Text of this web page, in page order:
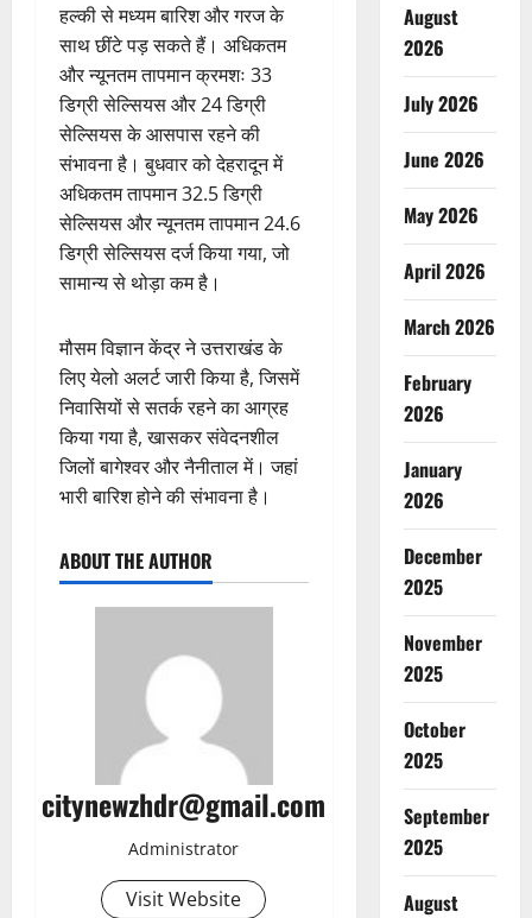
हल्की से मध्यम बारिश और गरज के
साथ छींटे पड़ सकते हैं। अधिकतम
और न्यूनतम तापमान क्रमशः 33
डिग्री सेल्सियस और 24 डिग्री
सेल्सियस के आसपास रहने की
संभावना है। बुधवार को देहरादून में
अधिकतम तापमान 32.5 डिग्री
सेल्सियस और न्यूनतम तापमान 24.6
डिग्री सेल्सियस दर्ज किया गया, जो
सामान्य से थोड़ा कम है।
मौसम विज्ञान केंद्र ने उत्तराखंड के
लिए येलो अलर्ट जारी किया है, जिसमें
निवासियों से सतर्क रहने का आग्रह
किया गया है, खासकर संवेदनशील
जिलों बागेश्वर और नैनीताल में। जहां
भारी बारिश होने की संभावना है।
ABOUT THE AUTHOR
citynewzhdr@gmail.com
Administrator
Visit Website
August
2026
July 2026
June 2026
May 2026
April 2026
March 2026
February
2026
January
2026
December
2025
November
2025
October
2025
September
2025
August